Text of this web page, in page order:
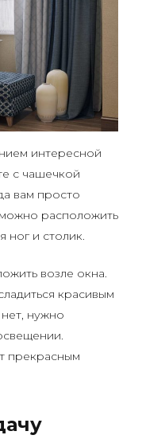
интересной
с чашечкой
вам просто
расположить
ног и столик.
возле окна.
красивым
нужно
прекрасным